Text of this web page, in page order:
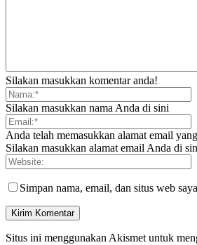
Silakan masukkan komentar anda!
Silakan masukkan nama Anda di sini
Anda telah memasukkan alamat email
Silakan masukkan alamat email Anda di
Simpan nama, email, dan situs web
Situs ini menggunakan Akismet untuk